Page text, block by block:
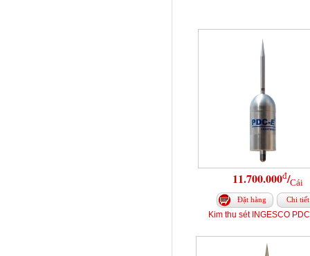
11.700.000đ/Cái
Đặt hàng Chi tiết
Kim thu sét INGESCO